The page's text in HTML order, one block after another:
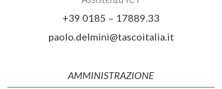
+39 0185 – 17889.33
paolo.delmini@tascoitalia.it
AMMINISTRAZIONE